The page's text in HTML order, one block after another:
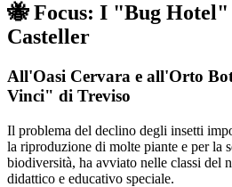
🐝 Focus: I "Bug
Casteller
All'Oasi Cervara e all'Orto
Vinci" di Treviso
Il problema del declino degli insetti
la riproduzione di molte piante e per la
biodiversità, ha avviato nelle classi del
didattico e educativo speciale.